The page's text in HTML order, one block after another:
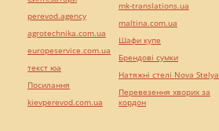
perevod.agency
agrotechnika.com.ua
europeservice.com.ua
текст юа
Посилання
kievperevod.com.ua
mk-translations.ua
maltina.com.ua
Шафи купе
Брендові сумки
Натяжні стелі Nova Stelya
Перевезення хворих за
кордон